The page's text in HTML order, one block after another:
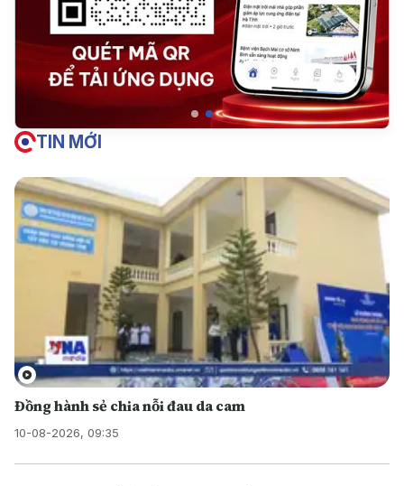
TIN MỚI
Đồng hành sẻ chia nỗi đau da cam
10-08-2026, 09:35